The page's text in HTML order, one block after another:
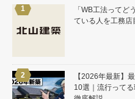
「WB工法ってど
ている人を工務店
【2026年最新】
10選｜流行って